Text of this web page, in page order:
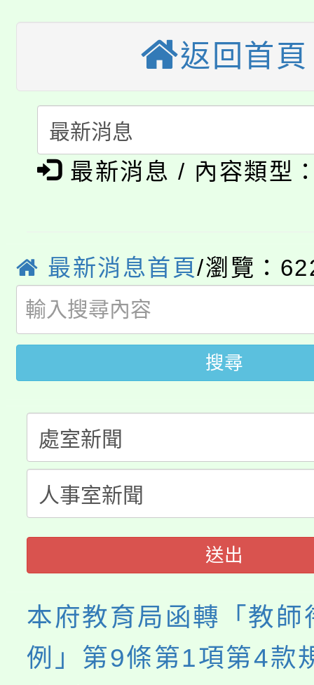
車」活動
桃園市115學年度學生
生本土語及新住民語歌
公告本校115學年度第
代理(課)教師甄選結果(
公告本校115學年度第
代理(課)教師甄選結果(
轉知中國文化大學推廣
《TA101》溝通分析基
系所師生報名參加。
淨零綠生活教案入校路
學籍身 分審查程序及
版
淨零綠領人才培育課程
公告本校115學年度第
代理(課)教師甄選結果(
「2026金融保險知識
桃園市115學年度學生
生本土語及新住民語歌
代理(課)教師甄選結果(
公告本校115學年度第
代理(課)教師甄選結果(
轉知中國文化大學推廣
《TA101》溝通分析基
程，歡迎學生輔導中心
系所師生報名參加。
返回首頁
最新消息 / 內容類型
最新消息首頁/瀏覽：
搜尋
送出
本府教育局函轉「教師
例」第9條第1項第4款